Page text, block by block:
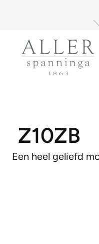
Z10ZB
Een heel geliefd